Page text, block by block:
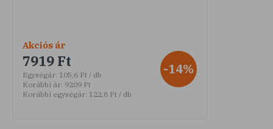
Akciós ár
7919 Ft
Egységár: 105,6 Ft / db
Korábbi ár: 9209 Ft
Korábbi egységár: 122,8 Ft / db
-14%